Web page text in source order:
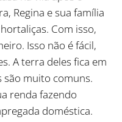
Regina e sua família
Com isso,
Isso não é fácil,
A terra deles fica em
são muito comuns.
renda fazendo
doméstica.